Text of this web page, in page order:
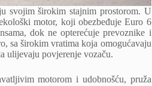
svojim širokim stajnim prostorom. U
motor, koji obezbeđuje Euro 6
dok ne opterećuje prevoznike i
sa širokim vratima koja omogućavaju
ulijevaju povjerenje vozaču.
motorom i udobnošću, pruža